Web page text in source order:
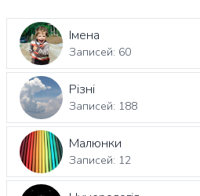
Імена
Записей: 60
Різні
Записей: 188
Малюнки
Записей: 12